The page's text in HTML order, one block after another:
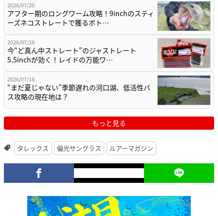
2026/07/20
アフター期のロングワーム攻略！9inchのスティ
ーズネコストレートで獲るボト…
2026/07/19
今“ど真ん中ストレート”のジャストレート
5.5inchが効く！レイドの万能ワ…
2026/07/18
“まだ夏じゃない”季節遅れの河口湖、低活性バ
ス攻略の現在地は？
もっと見る
タレックス 偏光サングラス ルアーマガジン